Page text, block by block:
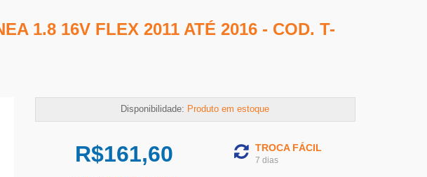
1.8 16V FLEX 2011 ATÉ 2016 - COD. T-
Disponibilidade: Produto em estoque
R$161,60 TROCA FÁCIL
7 dias